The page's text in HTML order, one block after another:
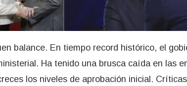
balance. En tiempo record histórico, el
Ha tenido una brusca caída en las
los niveles de aprobación inicial.